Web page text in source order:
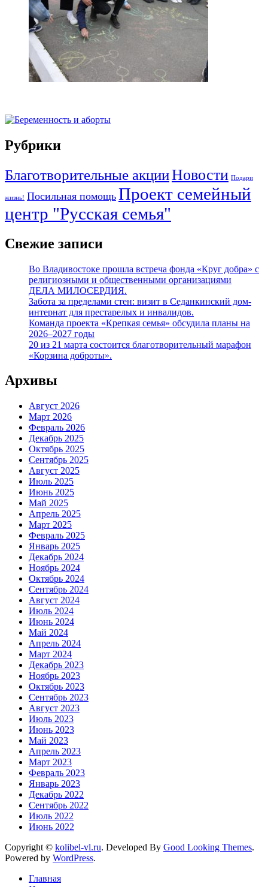
Рубрики
Благотворительные акцииНовости Подари
жизнь! Посильная помощь Проект семейный
центр "Русская семья"
Свежие записи
Во Владивостоке прошла встреча фонда «Круг добра» с
религиозными и общественными организациями
ДЕЛА МИЛОСЕРДИЯ.
Забота за пределами стен: визит в Седанкинский дом-
интернат для престарелых и инвалидов.
Команда проекта «Крепкая семья» обсудила планы на
2026–2027 годы
20 из 21 марта состоится благотворительный марафон
«Корзина доброты».
Архивы
Август 2026
Март 2026
Февраль 2026
Декабрь 2025
Октябрь 2025
Сентябрь 2025
Август 2025
Июль 2025
Июнь 2025
Май 2025
Апрель 2025
Март 2025
Февраль 2025
Январь 2025
Декабрь 2024
Ноябрь 2024
Октябрь 2024
Сентябрь 2024
Август 2024
Июль 2024
Июнь 2024
Май 2024
Апрель 2024
Март 2024
Декабрь 2023
Ноябрь 2023
Октябрь 2023
Сентябрь 2023
Август 2023
Июль 2023
Июнь 2023
Май 2023
Апрель 2023
Март 2023
Февраль 2023
Январь 2023
Декабрь 2022
Сентябрь 2022
Июль 2022
Июнь 2022
Copyright © kolibel-vl.ru. Developed By Good Looking Themes.
Powered by WordPress.
Главная